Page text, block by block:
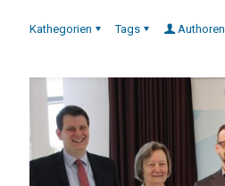
Kathegorien Tags Authoren